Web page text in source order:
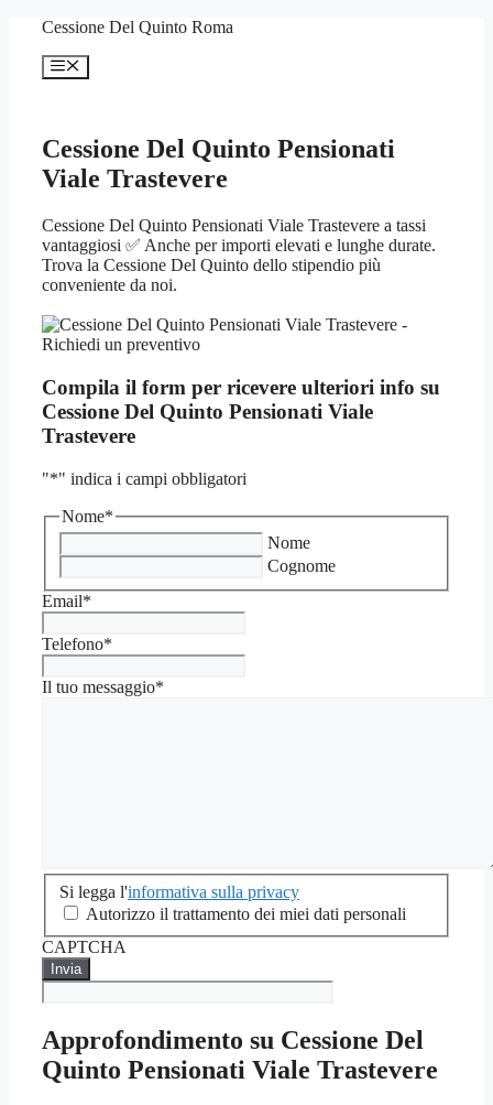
contenuto
Cessione Del Quinto Roma
Menu
Cessione Del Quinto Pensionati
Viale Trastevere
Cessione Del Quinto Pensionati Viale Trastevere a tassi
vantaggiosi ✅ Anche per importi elevati e lunghe durate.
Trova la Cessione Del Quinto dello stipendio più
conveniente da noi.
Compila il form per ricevere ulteriori info su
Cessione Del Quinto Pensionati Viale
Trastevere
"*" indica i campi obbligatori
Nome*
Nome
Cognome
Email*
Telefono*
Il tuo messaggio*
Si
legga
sulla
privacy
Si legga l'informativa sulla privacy
Autorizzo il trattamento dei miei dati personali
CAPTCHA
Approfondimento su Cessione Del
Quinto Pensionati Viale Trastevere